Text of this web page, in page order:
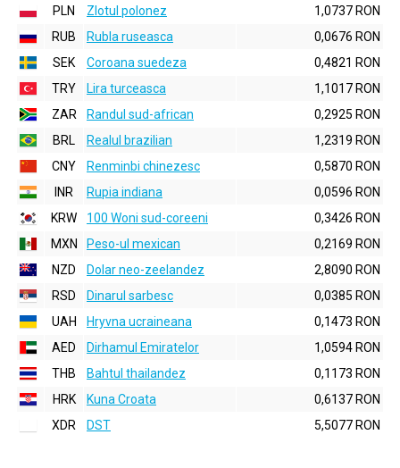
PLN
Zlotul polonez
1,0737 RON
RUB
Rubla ruseasca
0,0676 RON
SEK
Coroana suedeza
0,4821 RON
TRY
Lira turceasca
1,1017 RON
ZAR
Randul sud-african
0,2925 RON
BRL
Realul brazilian
1,2319 RON
CNY
Renminbi chinezesc
0,5870 RON
INR
Rupia indiana
0,0596 RON
KRW
100 Woni sud-coreeni
0,3426 RON
MXN
Peso-ul mexican
0,2169 RON
NZD
Dolar neo-zeelandez
2,8090 RON
RSD
Dinarul sarbesc
0,0385 RON
UAH
Hryvna ucraineana
0,1473 RON
AED
Dirhamul Emiratelor
1,0594 RON
THB
Bahtul thailandez
0,1173 RON
HRK
Kuna Croata
0,6137 RON
XDR
DST 5,5077 RON